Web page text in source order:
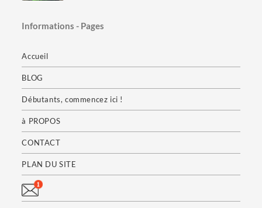
Informations - Pages
Accueil
BLOG
Débutants, commencez ici !
à PROPOS
CONTACT
PLAN DU SITE